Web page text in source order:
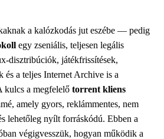
a kalózkodás jut eszébe — pedig
egy zseniális, teljesen legális
disztribúciók, játékfrissítések,
és a teljes Internet Archive is a
kulcs a megfelelő torrent kliens
amely gyors, reklámmentes, nem
lehetőleg nyílt forráskódú. Ebben a
végigvesszük, hogyan működik a